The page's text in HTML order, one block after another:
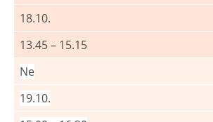
18.10.
13.45 – 15.15
Ne
19.10.